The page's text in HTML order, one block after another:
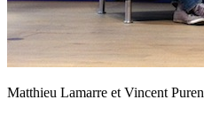
Matthieu Lamarre et Vincent Puren